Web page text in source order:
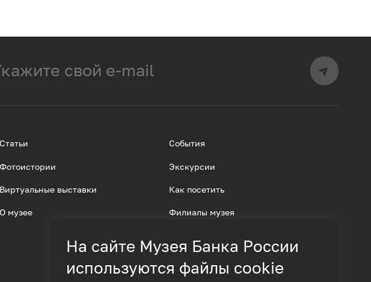
Статьи
Фотоистории
Виртуальные выставки
О музее
События
Экскурсии
Как посетить
Филиалы музея
На сайте Музея Банка России
используются файлы cookie